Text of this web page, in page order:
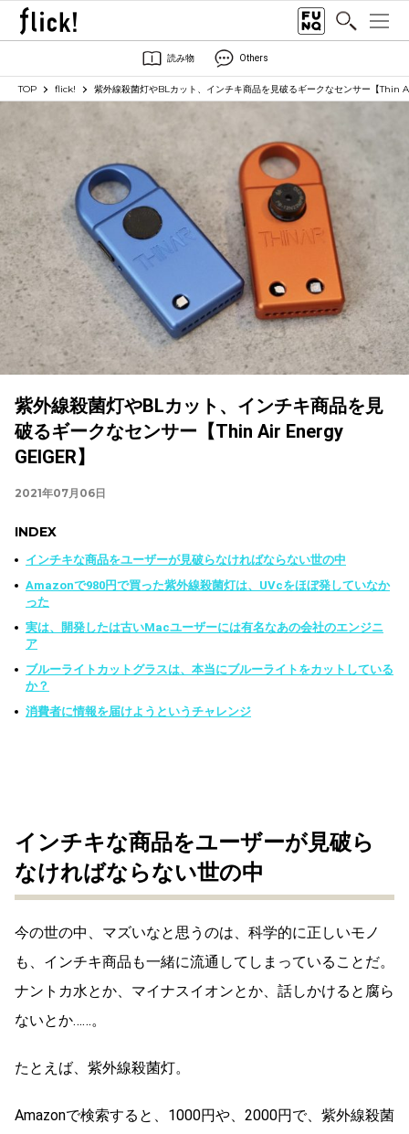
読み物 Others
TOP flick! 紫外線殺菌灯やBLカット、インチキ商品を見破るギークなセンサー【Thin
紫外線殺菌灯やBLカット、インチキ商品を見
破るギークなセンサー【Thin Air Energy
GEIGER】
2021年07月06日
INDEX
インチキな商品をユーザーが見破らなければならない世の中
Amazonで980円で買った紫外線殺菌灯は、UVcをほぼ発していなか
った
実は、開発したは古いMacユーザーには有名なあの会社のエンジニ
ア
ブルーライトカットグラスは、本当にブルーライトをカットしている
か？
消費者に情報を届けようというチャレンジ
インチキな商品をユーザーが見破ら
なければならない世の中
今の世の中、マズいなと思うのは、科学的に正しいモノ
も、インチキ商品も一緒に流通してしまっていることだ。
ナントカ水とか、マイナスイオンとか、話しかけると腐ら
ないとか……。
たとえば、紫外線殺菌灯。
Amazonで検索すると、1000円や、2000円で、紫外線殺菌